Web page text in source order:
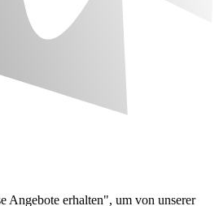
Angebote erhalten", um von unserer